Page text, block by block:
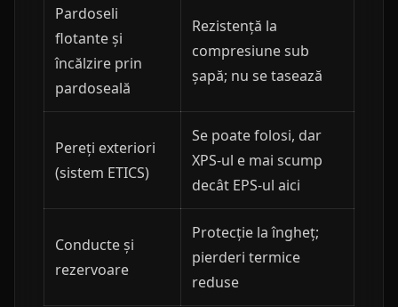
Pardoseli
flotante și
încălzire prin
pardoseală
Rezistență la
compresiune sub
șapă; nu se tasează
Pereți exteriori
(sistem ETICS)
Se poate folosi, dar
XPS-ul e mai scump
decât EPS-ul aici
Conducte și
rezervoare
Protecție la îngheț;
pierderi termice
reduse